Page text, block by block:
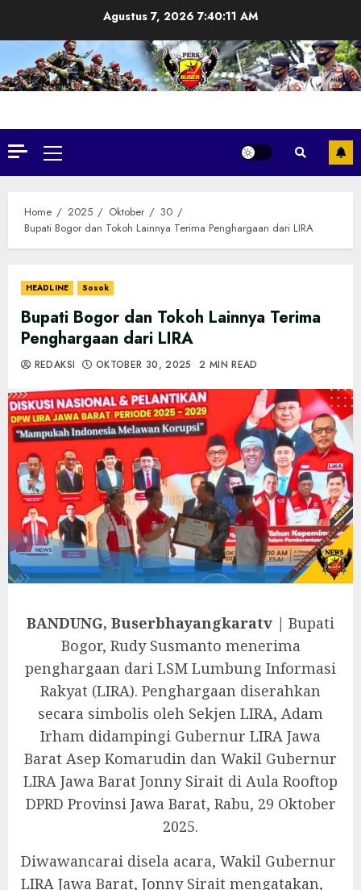
Agustus 7, 2026 7:40:13 AM
Primary
Menu
Home 2025 Oktober
30
Bupati Bogor dan Tokoh Lainnya Terima Penghargaan dari LIRA
HEADLINE Sosok
Bupati Bogor dan Tokoh Lainnya Terima
Penghargaan dari LIRA
REDAKSI OKTOBER 30, 2025 2 MIN READ
BANDUNG, Buserbhayangkaratv | Bupati
Bogor, Rudy Susmanto menerima
penghargaan dari LSM Lumbung Informasi
Rakyat (LIRA). Penghargaan diserahkan
secara simbolis oleh Sekjen LIRA, Adam
Irham didampingi Gubernur LIRA Jawa
Barat Asep Komarudin dan Wakil Gubernur
LIRA Jawa Barat Jonny Sirait di Aula Rooftop
DPRD Provinsi Jawa Barat, Rabu, 29 Oktober
2025.
Diwawancarai disela acara, Wakil Gubernur
LIRA Jawa Barat, Jonny Sirait mengatakan,